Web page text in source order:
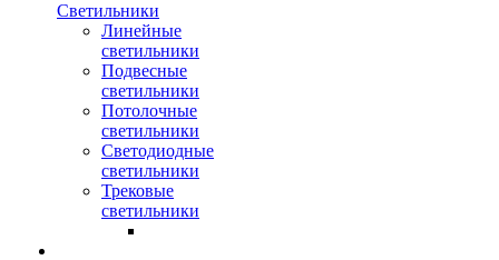
Светильники
Линейные
светильники
Подвесные
светильники
Потолочные
светильники
Светодиодные
светильники
Трековые
светильники